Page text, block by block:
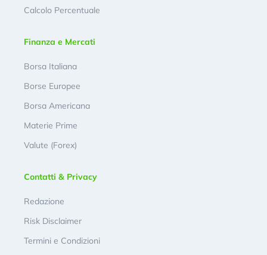
Calcolo Percentuale
Finanza e Mercati
Borsa Italiana
Borse Europee
Borsa Americana
Materie Prime
Valute (Forex)
Contatti & Privacy
Redazione
Risk Disclaimer
Termini e Condizioni